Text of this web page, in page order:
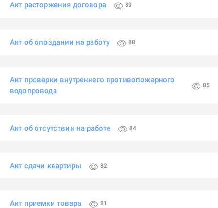
Акт расторжения договора 89
Акт об опоздании на работу 88
Акт проверки внутреннего противопожарного
водопровода
85
Акт об отсутствии на работе 84
Акт сдачи квартиры 82
Акт приемки товара 81